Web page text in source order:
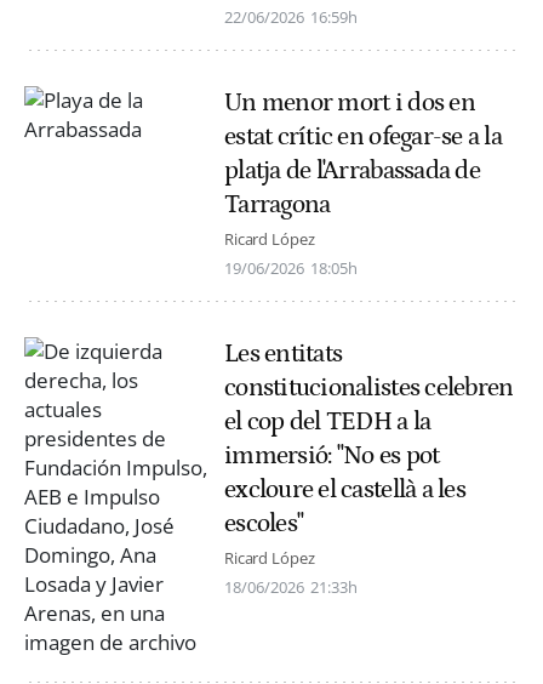
22/06/2026 16:59h
Un menor mort i dos en
estat crític en ofegar-se a la
platja de l'Arrabassada de
Tarragona
Ricard López
19/06/2026 18:05h
Les entitats
constitucionalistes celebren
el cop del TEDH a la
immersió: "No es pot
excloure el castellà a les
escoles"
Ricard López
18/06/2026 21:33h